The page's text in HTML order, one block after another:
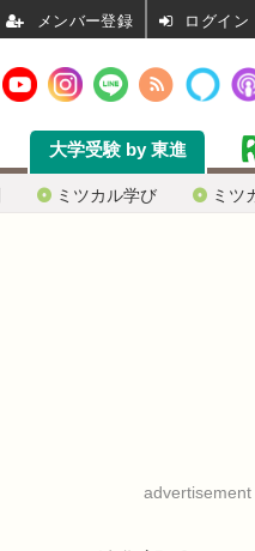
ミツカル学び ミツ
大学受験 by 東進
advertisement
ログイン